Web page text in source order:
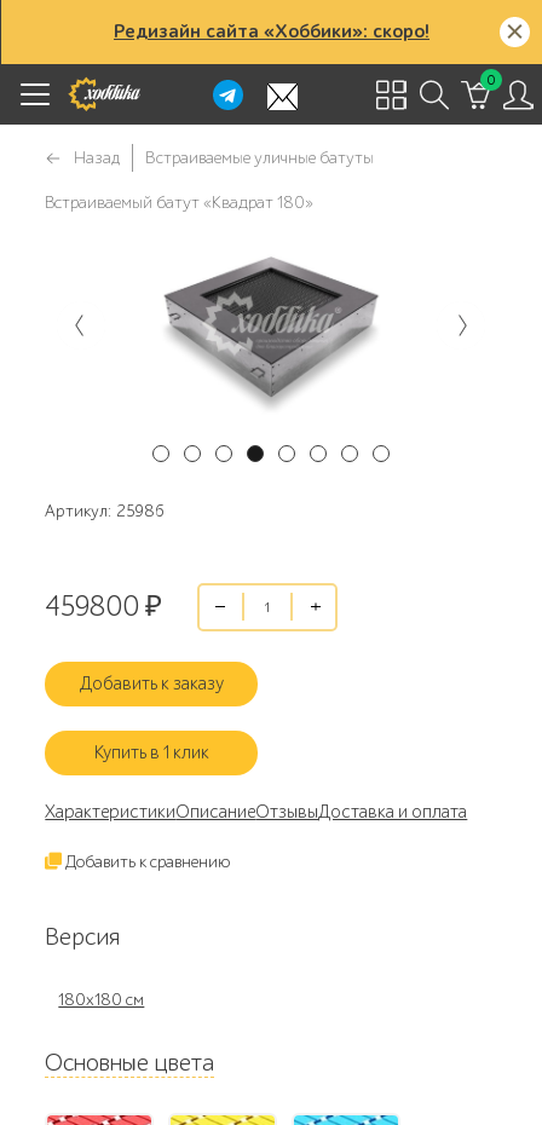
Редизайн сайта «Хоббики»: скоро!
0
Назад Встраиваемые уличные батуты
Встраиваемый батут «Квадрат 180»
Артикул: 25986
459800 ₽
Добавить к заказу
Купить в 1 клик
ХарактеристикиОписаниеОтзывыДоставка и оплата
Добавить к сравнению
Версия
180x180 см
Основные цвета